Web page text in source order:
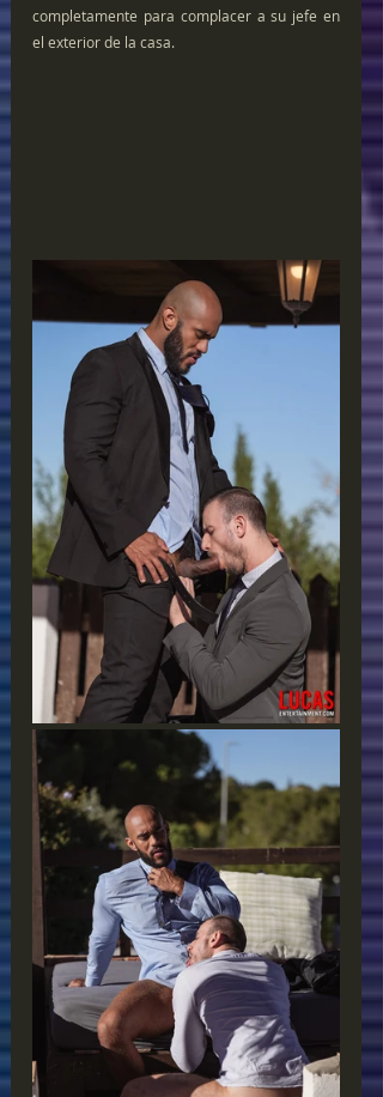
completamente para complacer a su jefe en
el exterior de la casa.